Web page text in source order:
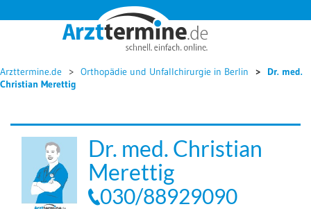




Arzttermine.de Orthopädie und Unfallchirurgie in Berlin
Dr. med.
Christian Merettig
Dr. med. Christian
Merettig
030/88929090